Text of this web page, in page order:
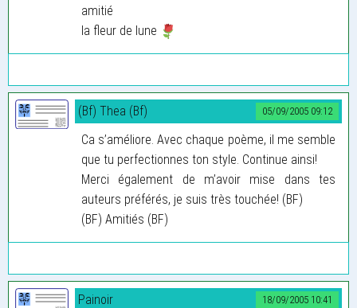
amitié
la fleur de lune
05/09/2005 09:12
(Bf) Thea (Bf)
Ca s’améliore. Avec chaque poème, il me semble
que tu perfectionnes ton style. Continue ainsi!
Merci également de m’avoir mise dans tes
auteurs préférés, je suis très touchée! (BF)
(BF) Amitiés (BF)
18/09/2005 10:41
Painoir